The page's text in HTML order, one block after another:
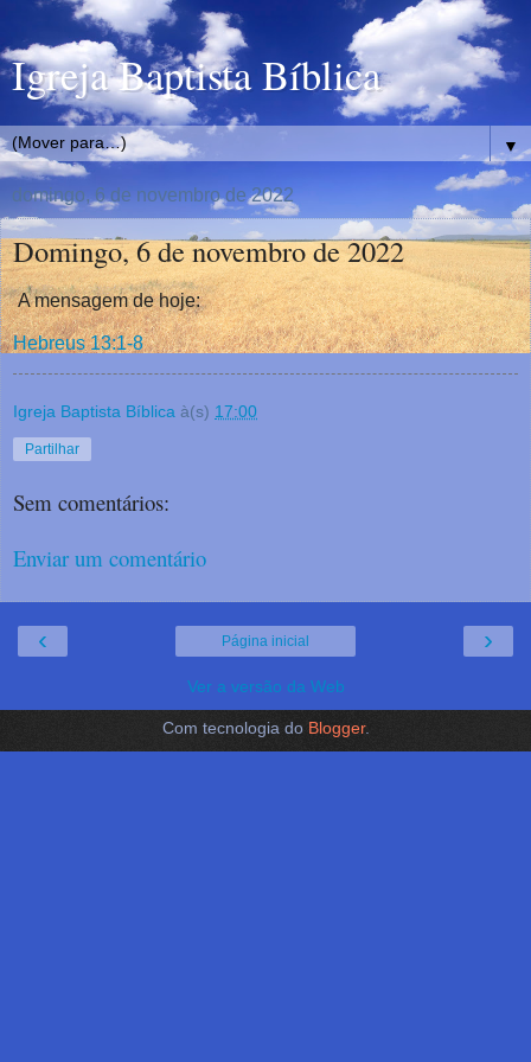
Igreja Baptista Bíblica
▼
domingo, 6 de novembro de 2022
Domingo, 6 de novembro de 2022
A mensagem de hoje:
Hebreus 13:1-8
Igreja Baptista Bíblica à(s) 17:00
Partilhar
Sem comentários:
Enviar um comentário
‹ ›
Página inicial
Ver a versão da Web
Com tecnologia do Blogger.